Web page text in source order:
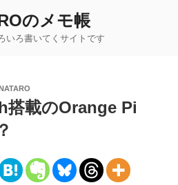
のメモ帳
いろ書いてくサイトです
載のOrange Pi